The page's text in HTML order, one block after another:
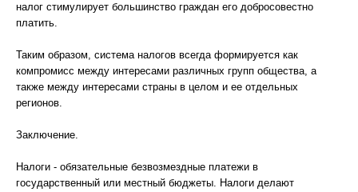
налог стимулирует большинство граждан его добросовестно
платить.
Таким образом, система налогов всегда формируется как
компромисс между интересами различных групп общества, а
также между интересами страны в целом и ее отдельных
регионов.
Заключение.
Налоги - обязательные безвозмездные платежи в
государственный или местный бюджеты. Налоги делают